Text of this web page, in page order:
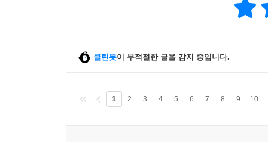
클린봇이 부적절한 글을 감지 중입니다.
1 2 3 4 5 6 7 8 9 10